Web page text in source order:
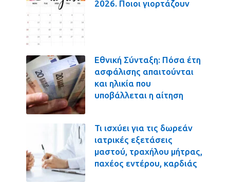
2026. Ποιοι γιορτάζουν
Εθνική Σύνταξη: Πόσα έτη
ασφάλισης απαιτούνται
και ηλικία που
υποβάλλεται η αίτηση
Τι ισχύει για τις δωρεάν
ιατρικές εξετάσεις
μαστού, τραχήλου μήτρας,
παχέος εντέρου, καρδιάς